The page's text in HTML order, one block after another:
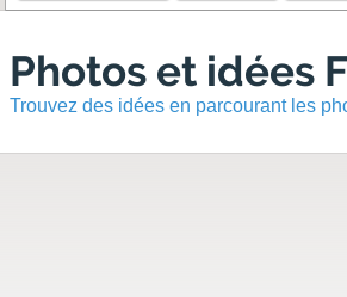
Photos et idées
Trouvez des idées en parcourant les